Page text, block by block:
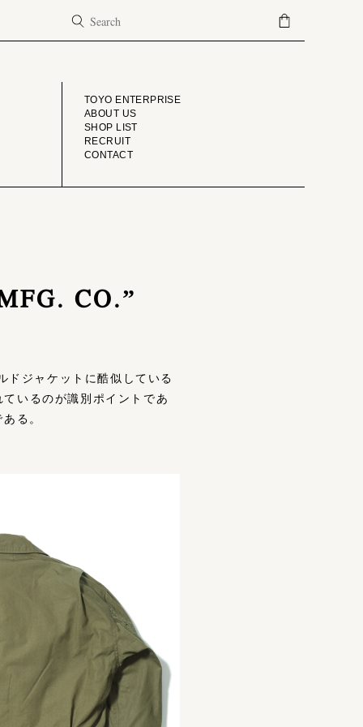
COMPANY
TOYO ENTERPRISE
ABOUT US
SHOP LIST
RECRUIT
CONTACT
CO.”
ジャケットに酷似している
いるのが識別ポイントであ
る。